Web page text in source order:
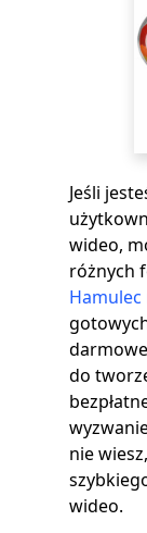
Jeśli
wideo,
różnych
Hamulec
do
nie
wideo.